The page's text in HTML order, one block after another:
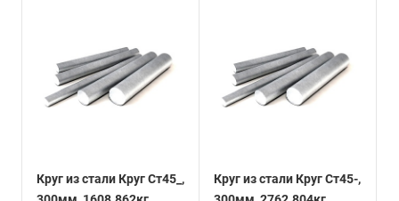
Круг из стали Круг Ст45_,
Круг из стали Круг Ст45-,